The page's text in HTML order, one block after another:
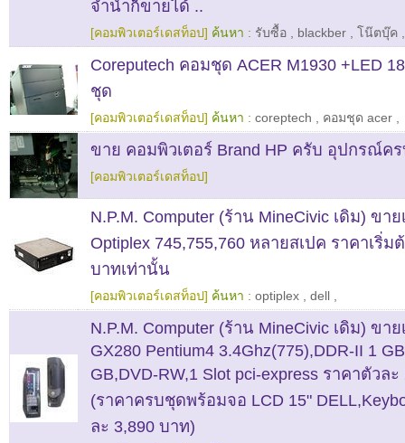
จำนำก็ขายได้ ..
[คอมพิวเตอร์เดสท็อป] ค้นหา : รับซื้อ blackber โน๊ตบุ๊ค
Coreputech คอมชุด ACER M1930 +LED
ชุด
[คอมพิวเตอร์เดสท็อป] ค้นหา : coreptech คอมชุด acer
ขาย คอมพิวเตอร์ Brand HP ครับ อุปกรณ์ค
[คอมพิวเตอร์เดสท็อป]
N.P.M. Computer (ร้าน MineCivic เดิม) ขาย
Optiplex 745,755,760 หลายสเปค ราคาเริ่ม
บาทเท่านั้น
[คอมพิวเตอร์เดสท็อป] ค้นหา : optiplex dell
N.P.M. Computer (ร้าน MineCivic เดิม) ขาย
GX280 Pentium4 3.4Ghz(775),DDR-II 1
GB,DVD-RW,1 Slot pci-express ราคาตัวล
(ราคาครบชุดพร้อมจอ LCD 15"
ละ 3,890 บาท)